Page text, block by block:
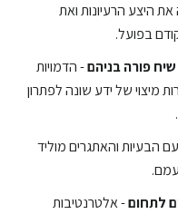
היצע הרעיונות ואת
בפועל.
שיח פורה בניהם- הדמויות
מיצוי של ידע שונה לפתרון
הבעיות והאתגרים מוליד
לתחום- אלטרנטיבות